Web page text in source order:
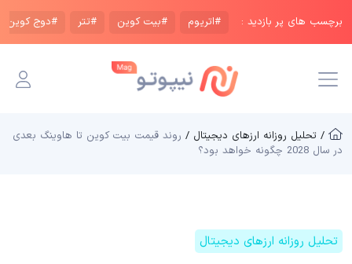
برچسب های پر بازدید : #اتریوم #بیت کوین #تتر #دوج کوین
/ تحلیل روزانه ارزهای دیجیتال / روند قیمت بیت کوین تا هاوینگ بعدی
در سال 2028 چگونه خواهد بود؟
تحلیل روزانه ارزهای دیجیتال